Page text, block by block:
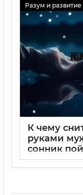
29 08 2025
Разум и развитие
К чему
руками
сонник
сне